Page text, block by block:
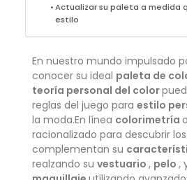
Actualizar su paleta a medida
estilo
En nuestro mundo impulsado
conocer su ideal paleta de
teoría personal del color
reglas del juego para estilo
la moda.En línea colorimetría
racionalizado para descubrir
complementan su
realzando su vestuario , pelo ,